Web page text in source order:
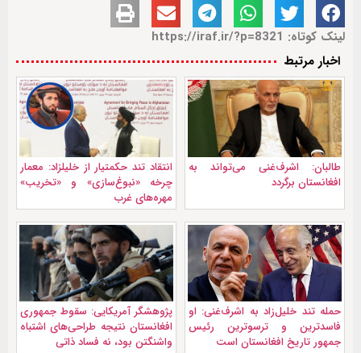
لینک کوتاه: https://iraf.ir/?p=8321
اخبار مرتبط
طالبان: اشرف‌غنی می‌تواند به
افغانستان برگردد
انتقاد تند حکمتیار از خلیلزاد: معمار
چرخه‌ «نبوغ‌سازی» و «تخریب»
مهره‌های غرب
حمله تند خلیل‌زاد به اشرف‌غنی: او
فاسدترین و ترسوترین رئیس
جمهور تاریخ افغانستان است
پژوهشگر آمریکایی: سقوط جمهوری
افغانستان نتیجه طراحی‌های اشتباه
واشنگتن بود، نه فساد ذاتی